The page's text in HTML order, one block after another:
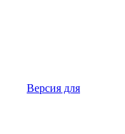
Версия для